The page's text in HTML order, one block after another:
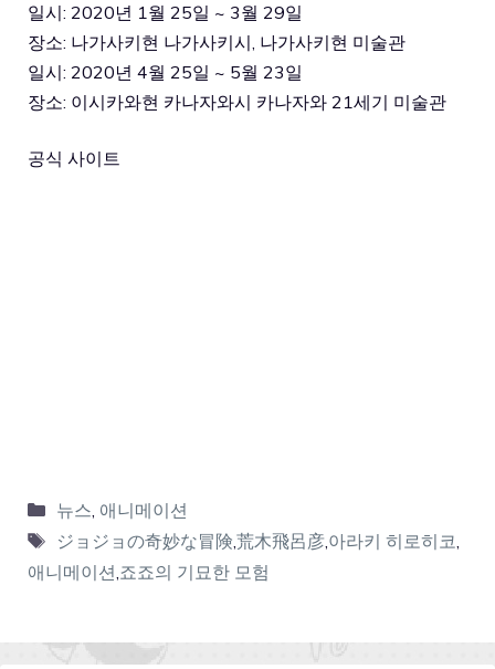
일시: 2020년 1월 25일 ~ 3월 29일
장소: 나가사키현 나가사키시, 나가사키현 미술관
일시: 2020년 4월 25일 ~ 5월 23일
장소: 이시카와현 카나자와시 카나자와 21세기 미술관
공식 사이트
뉴스, 애니메이션
ジョジョの奇妙な冒険,荒木飛呂彦,아라키 히로히코,
애니메이션,죠죠의 기묘한 모험